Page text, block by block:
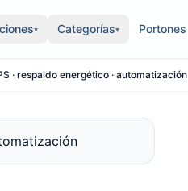
▾ Categorías▾ Portones
· respaldo energético · automatización